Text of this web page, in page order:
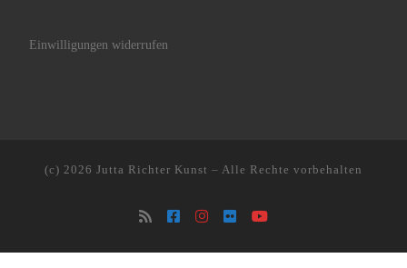
Einwilligungen widerrufen
(c) 2026 Jutta Richter Kunst – Alle Rechte vorbehalten